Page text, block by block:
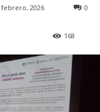
febrero, 2026 0
168